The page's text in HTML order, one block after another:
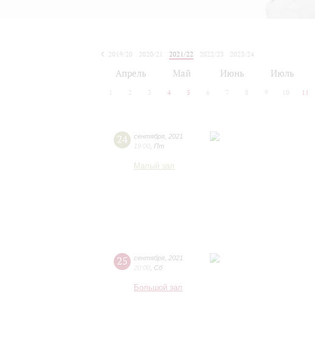
2019/20
2020/21 2021/22 2022/23
2023/24
Апрель Май Июнь Июль
2 3 4 5 6 7 8 9 10 11
24 сентября 2021
19:00 Пт
Малый зал
25 сентября 2021
20:00 Сб
Большой зал